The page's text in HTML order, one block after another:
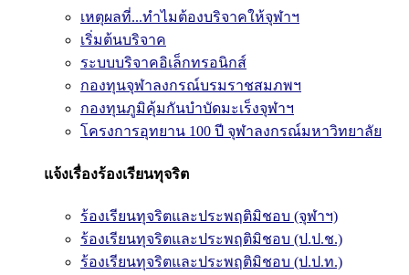
เหตุผลที่...ทำไมต้องบริจาคให้จุฬาฯ
เริ่มต้นบริจาค
ระบบบริจาคอิเล็กทรอนิกส์
กองทุนจุฬาลงกรณ์บรมราชสมภพฯ
กองทุนภูมิคุ้มกันบำบัดมะเร็งจุฬาฯ
โครงการอุทยาน 100 ปี จุฬาลงกรณ์มหาวิทยาลัย
แจ้งเรื่องร้องเรียนทุจริต
ร้องเรียนทุจริตและประพฤติมิชอบ (จุฬาฯ)
ร้องเรียนทุจริตและประพฤติมิชอบ (ป.ป.ช.)
ร้องเรียนทุจริตและประพฤติมิชอบ (ป.ป.ท.)